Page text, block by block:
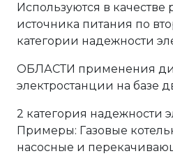
Используются в качестве
источника питания по
категории надежности
ОБЛАСТИ применения
электростанции на базе
2 категория надежности
Примеры: Газовые
насосные и